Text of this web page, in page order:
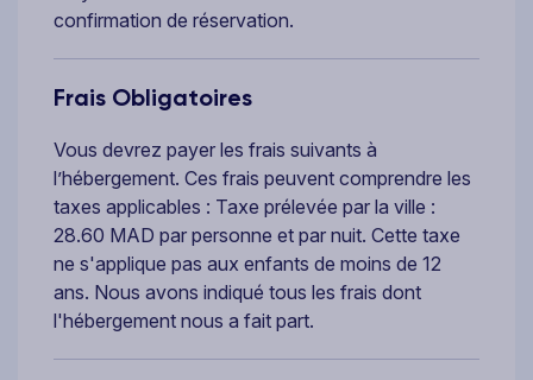
confirmation de réservation.
Frais Obligatoires
Vous devrez payer les frais suivants à
l’hébergement. Ces frais peuvent comprendre les
taxes applicables : Taxe prélevée par la ville :
28.60 MAD par personne et par nuit. Cette taxe
ne s'applique pas aux enfants de moins de 12
ans. Nous avons indiqué tous les frais dont
l'hébergement nous a fait part.